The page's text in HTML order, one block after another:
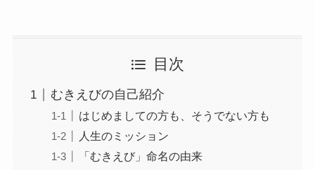
目次
むきえびの自己紹介
はじめましての方も、そうでない方も
人生のミッション
「むきえび」命名の由来